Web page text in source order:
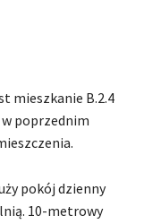
mieszkanie B.2.4
w poprzednim
pokój dzienny
10-metrowy